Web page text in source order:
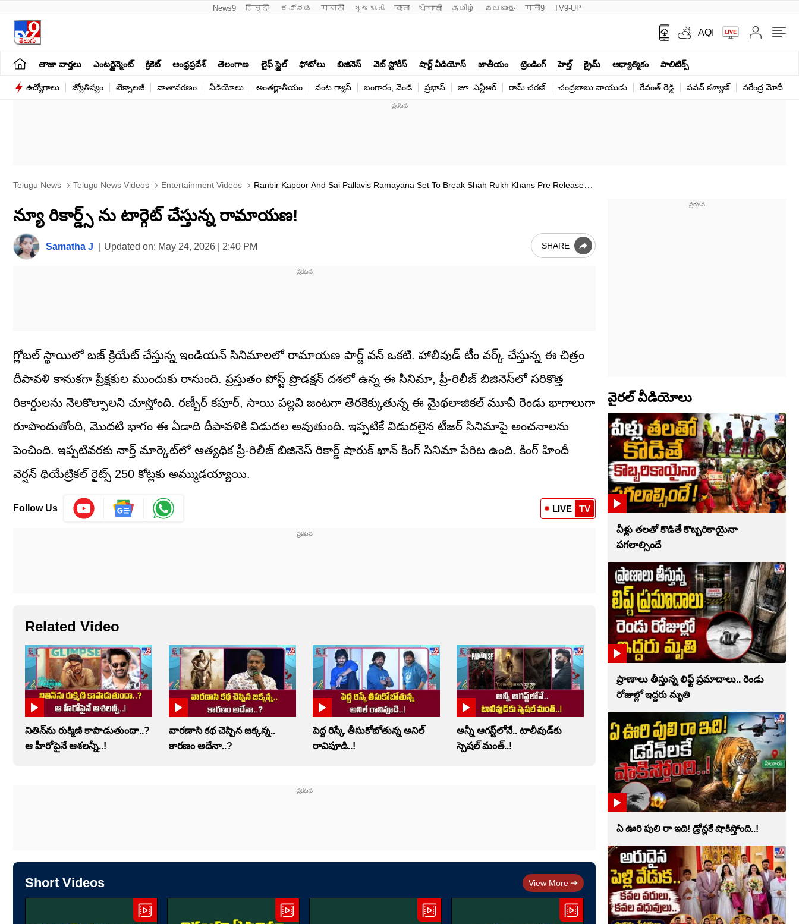
News9 हिन्दी ಕನ್ನಡ मराठी ગુજરાતી বাংলা ਪੰਜਾਬੀ தமிழ் മലയാളം मनी9 TV9-UP
AQI
తాజా వార్తలు ఎంటర్టైన్మెంట్ క్రికెట్ ఆంధ్రప్రదేశ్ తెలంగాణ లైఫ్ స్టైల్ ఫోటోలు బిజినెస్ వెబ్ స్టోరీస్ షార్ట్ వీడియోస్ జాతీయం ట్రెండింగ్ హెల్త్‌ క్రైమ్ ఆధ్యాత్మికం పాలిటిక్స్‌
ఉద్యోగాలు జ్యోతిష్యం టెక్నాలజీ వాతావరణం వీడియోలు అంతర్జాతీయం వంట గ్యాస్ బంగారం, వెండి ప్రభాస్ జూ. ఎన్టీఆర్ రామ్ చ‌ర‌ణ్‌ చంద్రబాబు నాయుడు రేవంత్ రెడ్డి పవన్ కళ్యాణ్ నరేంద్ర మోదీ
Telugu News Telugu News Videos Entertainment Videos
Ranbir Kapoor And Sai Pallavis Ramayana Set To Break Shah Rukh Khans Pre Release
న్యూ రికార్డ్స్ ను టార్గెట్ చేస్తున్న రామాయణ!
Samatha J Updated on: May 24, 2026 | 2:40 PM SHARE
గ్లోబల్ స్థాయిలో బజ్ క్రియేట్ చేస్తున్న ఇండియన్ సినిమాలలో రామాయణ పార్ట్ వన్ ఒకటి. హాలీవుడ్ టీం వర్క్ చేస్తున్న ఈ చిత్రం
దీపావళి కానుకగా ప్రేక్షకుల ముందుకు రానుంది. ప్రస్తుతం పోస్ట్ ప్రొడక్షన్ దశలో ఉన్న ఈ సినిమా, ప్రీ-రిలీజ్ బిజినెస్‌లో సరికొత్త
రికార్డులను నెలకొల్పాలని చూస్తోంది. రణ్బీర్ కపూర్, సాయి పల్లవి జంటగా తెరకెక్కుతున్న ఈ మైథలాజికల్ మూవీ రెండు భాగాలుగా
రూపొందుతోంది, మొదటి భాగం ఈ ఏడాది దీపావళికి విడుదల అవుతుంది. ఇప్పటికే విడుదలైన టీజర్ సినిమాపై అంచనాలను
పెంచింది. ఇప్పటివరకు నార్త్ మార్కెట్‌లో అత్యధిక ప్రీ-రిలీజ్ బిజినెస్ రికార్డ్ షారుక్ ఖాన్ కింగ్ సినిమా పేరిట ఉంది. కింగ్ హిందీ
వెర్షన్ థియేట్రికల్ రైట్స్ 250 కోట్లకు అమ్ముడయ్యాయి.
Follow Us LIVE TV
Related Video
నితిన్‌ను రుక్మిణి కాపాడుతుందా..?
ఆ హీరోపైనే ఆశలన్నీ..!
వారణాసి కథ చెప్పిన జక్కన్న..
కారణం అదేనా..?
పెద్ద రిస్కే తీసుకోబోతున్న అనిల్
రావిపూడి..!
అన్నీ ఆగస్ట్‌లోనే.. టాలీవుడ్‌కు
స్పెషల్ మంత్..!
Short Videos View More
వైరల్ వీడియోలు
వీళ్లు తలతో కొడితే కొబ్బరికాయైనా
పగలాల్సిందే
ప్రాణాలు తీస్తున్న లిఫ్ట్‌ ప్రమాదాలు.. రెండు
రోజుల్లో ఇద్దరు మృతి
ఏ ఊరి పులి రా ఇది! డ్రోన్లకే షాకిస్తోంది..!